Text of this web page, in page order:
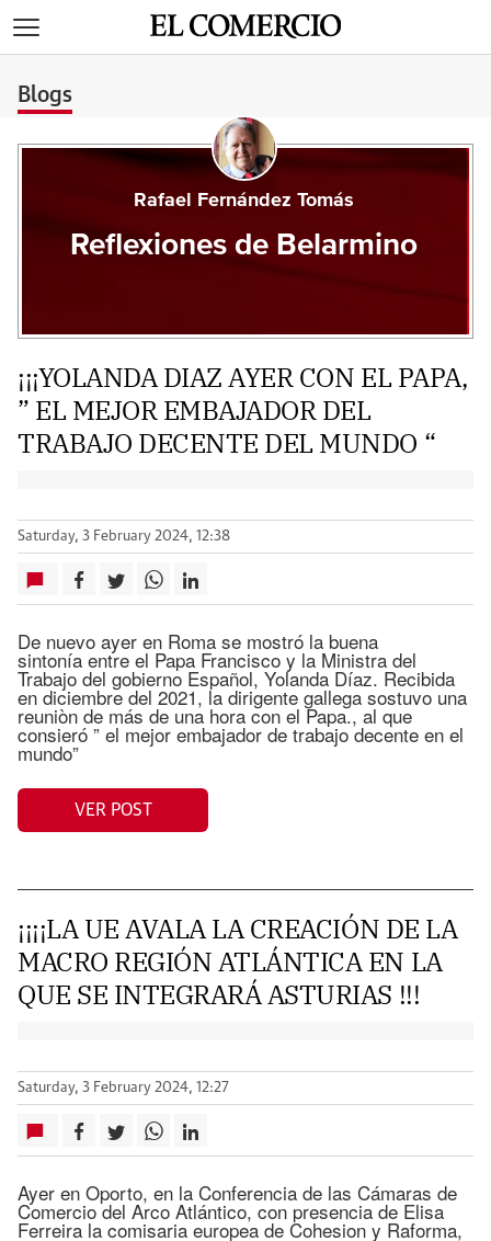
Blogs
Rafael Fernández Tomás
Reflexiones de Belarmino
¡¡¡YOLANDA DIAZ AYER CON EL PAPA,
” EL MEJOR EMBAJADOR DEL
TRABAJO DECENTE DEL MUNDO “
Saturday, 3 February 2024, 12:38
De nuevo ayer en Roma se mostró la buena
sintonía entre el Papa Francisco y la Ministra del
Trabajo del gobierno Español, Yolanda Díaz. Recibida
en diciembre del 2021, la dirigente gallega sostuvo una
reuniòn de más de una hora con el Papa., al que
consieró ” el mejor embajador de trabajo decente en el
mundo”
VER POST
¡¡¡¡LA UE AVALA LA CREACIÓN DE LA
MACRO REGIÓN ATLÁNTICA EN LA
QUE SE INTEGRARÁ ASTURIAS !!!
Saturday, 3 February 2024, 12:27
Ayer en Oporto, en la Conferencia de las Cámaras de
Comercio del Arco Atlántico, con presencia de Elisa
Ferreira la comisaria europea de Cohesion y Raforma,